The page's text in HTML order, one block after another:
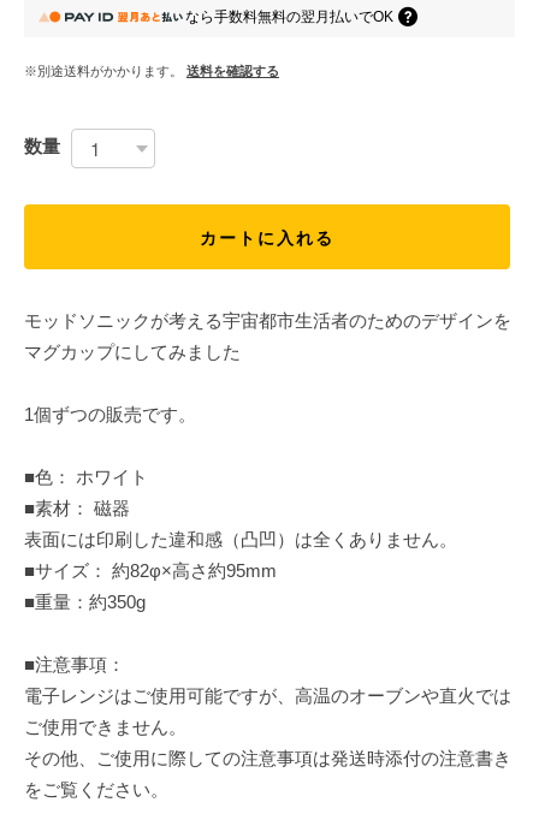
なら手数料無料の翌月払いでOK
※別途送料がかかります。 送料を確認する
数量
カートに入れる
モッドソニックが考える宇宙都市生活者のためのデザインを
マグカップにしてみました
1個ずつの販売です。
■色： ホワイト
■素材： 磁器
表面には印刷した違和感（凸凹）は全くありません。
■サイズ： 約82φ×高さ約95mm
■重量：約350g
■注意事項：
電子レンジはご使用可能ですが、高温のオーブンや直火では
ご使用できません。
その他、ご使用に際しての注意事項は発送時添付の注意書き
をご覧ください。